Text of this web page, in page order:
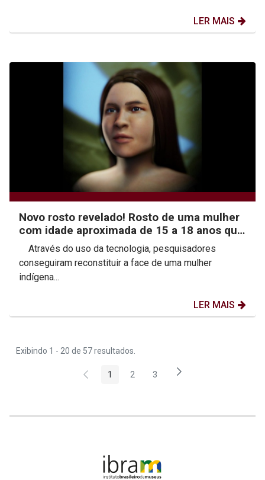
LER MAIS
Novo rosto revelado! Rosto de uma mulher
com idade aproximada de 15 a 18 anos que
viveu a mais de...
conseguiram reconstituir a face de uma mulher
indígena...
LER MAIS
Exibindo 1 - 20 de 57 resultados.
Página
1 Página
2 Página
3